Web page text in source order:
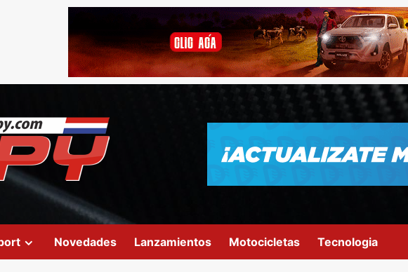
Novedades Lanzamientos Motocicletas Tecnologia